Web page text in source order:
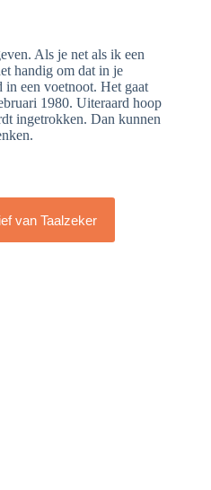
Als je net als ik een
handig om dat in je
een voetnoot. Het gaat
1980. Uiteraard hoop
ingetrokken. Dan kunnen
van Taalzeker